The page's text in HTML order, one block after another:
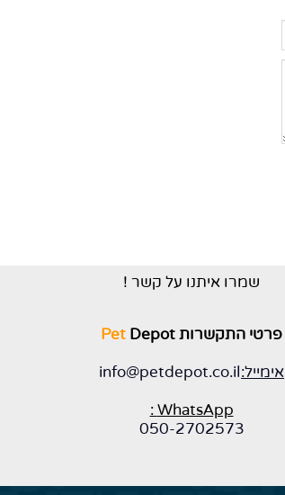
שמרו איתנו על קשר !
פרטי התקשרות Pet Depot
אימייל:info@petdepot.co.il
WhatsApp :
050-2702573